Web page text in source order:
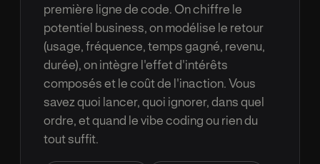
première ligne de code. On chiffre le
potentiel business, on modélise le retour
(usage, fréquence, temps gagné, revenu,
durée), on intègre l'effet d'intérêts
composés et le coût de l'inaction. Vous
savez quoi lancer, quoi ignorer, dans quel
ordre, et quand le vibe coding ou rien du
tout suffit.